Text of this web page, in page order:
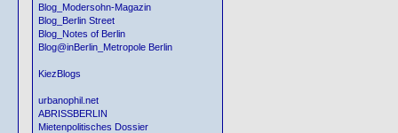
Blog_Modersohn-Magazin
Blog_Berlin Street
Blog_Notes of Berlin
Blog@inBerlin_Metropole Berlin
KiezBlogs
urbanophil.net
ABRISSBERLIN
Mietenpolitisches Dossier